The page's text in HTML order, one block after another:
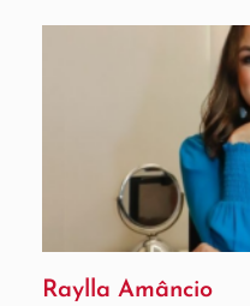
Raylla Amâncio